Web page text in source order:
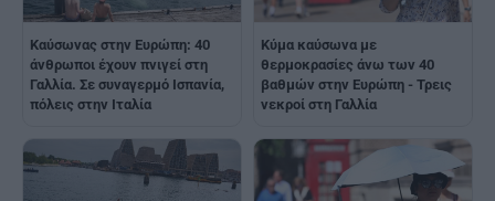
Καύσωνας στην Ευρώπη: 40
άνθρωποι έχουν πνιγεί στη
Γαλλία. Σε συναγερμό Ισπανία,
πόλεις στην Ιταλία
Κύμα καύσωνα με
θερμοκρασίες άνω των 40
βαθμών στην Ευρώπη - Τρεις
νεκροί στη Γαλλία